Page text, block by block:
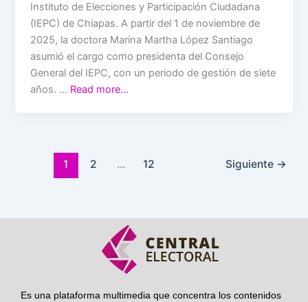
Instituto de Elecciones y Participación Ciudadana
(IEPC) de Chiapas. A partir del 1 de noviembre de
2025, la doctora Marina Martha López Santiago
asumió el cargo como presidenta del Consejo
General del IEPC, con un periodo de gestión de siete
años. … Read more…
1 2 … 12 Siguiente →
Es una plataforma multimedia que concentra los contenidos